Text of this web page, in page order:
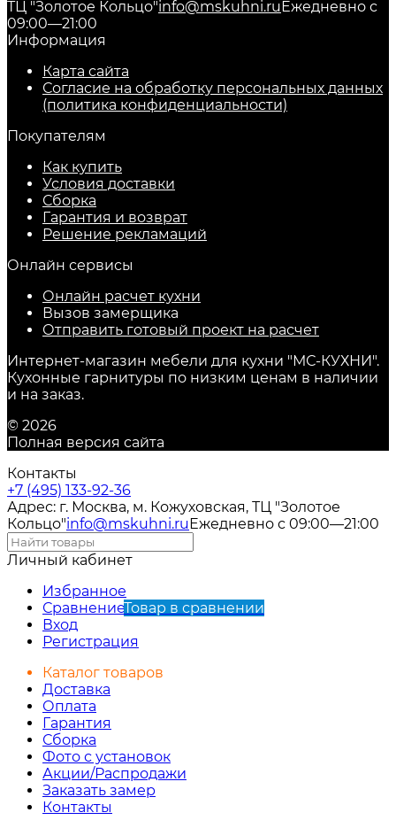
ТЦ "Золотое Кольцо"info@mskuhni.ruЕжедневно с
09:00—21:00
Информация
Карта сайта
Согласие на обработку персональных данных
(политика конфиденциальности)
Покупателям
Как купить
Условия доставки
Сборка
Гарантия и возврат
Решение рекламаций
Онлайн сервисы
Онлайн расчет кухни
Вызов замерщика
Отправить готовый проект на расчет
Интернет-магазин мебели для кухни "МС-КУХНИ".
Кухонные гарнитуры по низким ценам в наличии
и на заказ.
© 2026
Полная версия сайта
Контакты
+7 (495) 133-92-36
Адрес: г. Москва, м. Кожуховская, ТЦ "Золотое
Кольцо"info@mskuhni.ruЕжедневно с 09:00—21:00
Личный кабинет
Избранное
СравнениеТовар в сравнении
Вход
Регистрация
Каталог товаров
Доставка
Оплата
Гарантия
Сборка
Фото с установок
Акции/Распродажи
Заказать замер
Контакты